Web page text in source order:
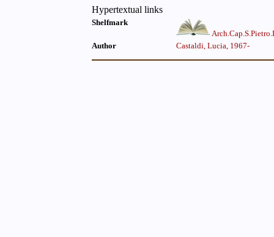
Hypertextual links
Shelfmark
Author
Castaldi, Lucia, 1967-